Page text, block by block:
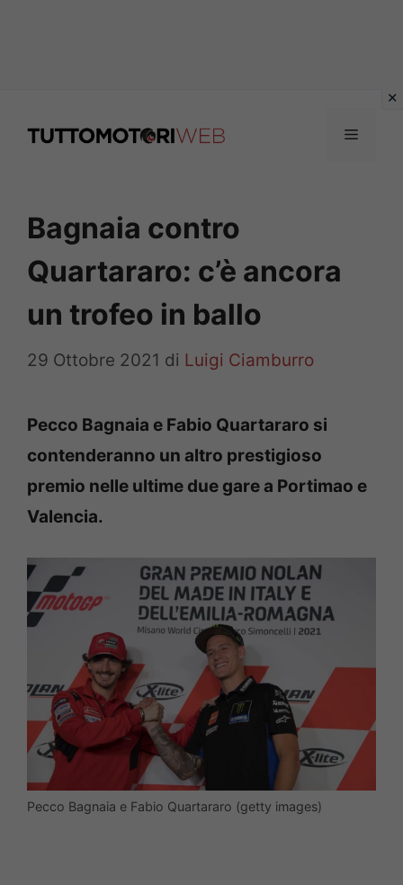
Menu
Bagnaia contro
Quartararo: c’è ancora
un trofeo in ballo
29 Ottobre 2021 di Luigi Ciamburro
Pecco Bagnaia e Fabio Quartararo si
contenderanno un altro prestigioso
premio nelle ultime due gare a Portimao e
Valencia.
Pecco Bagnaia e Fabio Quartararo (getty images)